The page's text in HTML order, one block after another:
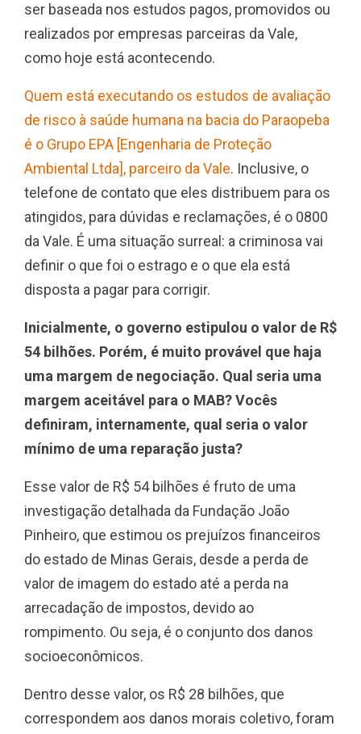
ser baseada nos estudos pagos, promovidos ou
realizados por empresas parceiras da Vale,
como hoje está acontecendo.
Quem está executando os estudos de avaliação
de risco à saúde humana na bacia do Paraopeba
é o Grupo EPA [Engenharia de Proteção
Ambiental Ltda], parceiro da Vale. Inclusive, o
telefone de contato que eles distribuem para os
atingidos, para dúvidas e reclamações, é o 0800
da Vale. É uma situação surreal: a criminosa vai
definir o que foi o estrago e o que ela está
disposta a pagar para corrigir.
Inicialmente, o governo estipulou o valor de R$
54 bilhões. Porém, é muito provável que haja
uma margem de negociação. Qual seria uma
margem aceitável para o MAB? Vocês
definiram, internamente, qual seria o valor
mínimo de uma reparação justa?
Esse valor de R$ 54 bilhões é fruto de uma
investigação detalhada da Fundação João
Pinheiro, que estimou os prejuízos financeiros
do estado de Minas Gerais, desde a perda de
valor de imagem do estado até a perda na
arrecadação de impostos, devido ao
rompimento. Ou seja, é o conjunto dos danos
socioeconômicos.
Dentro desse valor, os R$ 28 bilhões, que
correspondem aos danos morais coletivo, foram